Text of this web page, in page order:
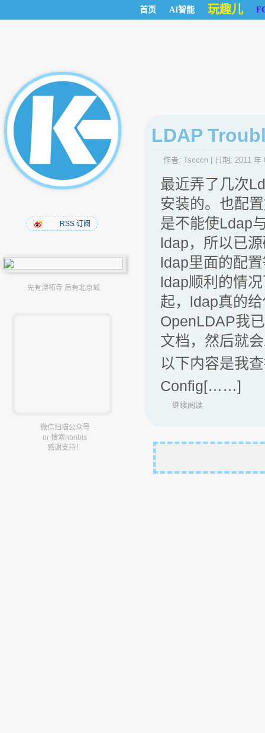
首页 AI智能 玩趣儿
RSS 订阅
先有潭柘寺 后有北京城
微信扫描公众号
or 搜索nbnbls
感谢支持！
LDAP
作者: Tscccn | 日期: 2011 年
最近弄了几次
安装的。也配
是不能使Ldap
ldap，所以已
ldap里面的配
ldap顺利的情
起，ldap真的
OpenLDAP我
文档，然后就
以下内容是我
Config[……]
继续阅读